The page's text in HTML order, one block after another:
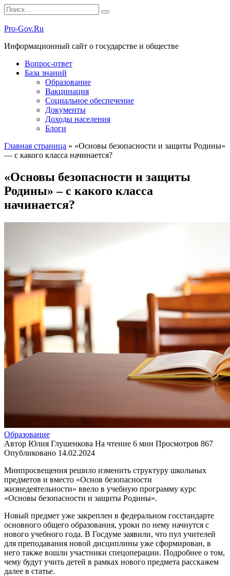
Перейти
к
содержанию
Search
for:
Pro-Gov.Ru
Информационный сайт о государстве и обществе
Вопрос-ответ
База знаний
Образование
Вакцинация
Социальное обеспечение
Документы
Доходы населения
Блоги
Главная страница » «Основы безопасности и защиты Родины»
— с какого класса начинается?
«Основы безопасности и защиты
Родины» – с какого класса
начинается?
Образование
Автор Юлия Глушенкова На чтение 6 мин Просмотров 867
Опубликовано 14.02.2024
Минпросвещения решило изменить структуру школьных
предметов и вместо «Основ безопасности
жизнедеятельности» ввело в учебную программу курс
«Основы безопасности и защиты Родины».
Новый предмет уже закреплен в федеральном госстандарте
основного общего образования, уроки по нему начнутся с
нового учебного года. В Госдуме заявили, что пул учителей
для преподавания новой дисциплины уже сформирован, в
него также вошли участники спецоперации. Подробнее о том,
чему будут учить детей в рамках нового предмета расскажем
далее в статье.